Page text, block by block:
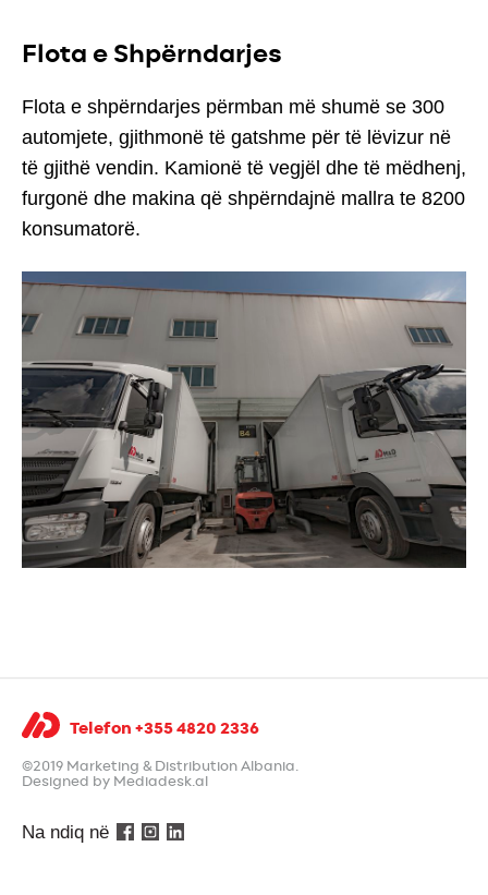
Flota e Shpërndarjes
Flota e shpërndarjes përmban më shumë se 300
automjete, gjithmonë të gatshme për të lëvizur në
të gjithë vendin. Kamionë të vegjël dhe të mëdhenj,
furgonë dhe makina që shpërndajnë mallra te 8200
konsumatorë.
Telefon +355 4820 2336
©2019 Marketing & Distribution Albania.
Designed by Mediadesk.al
Na ndiq në